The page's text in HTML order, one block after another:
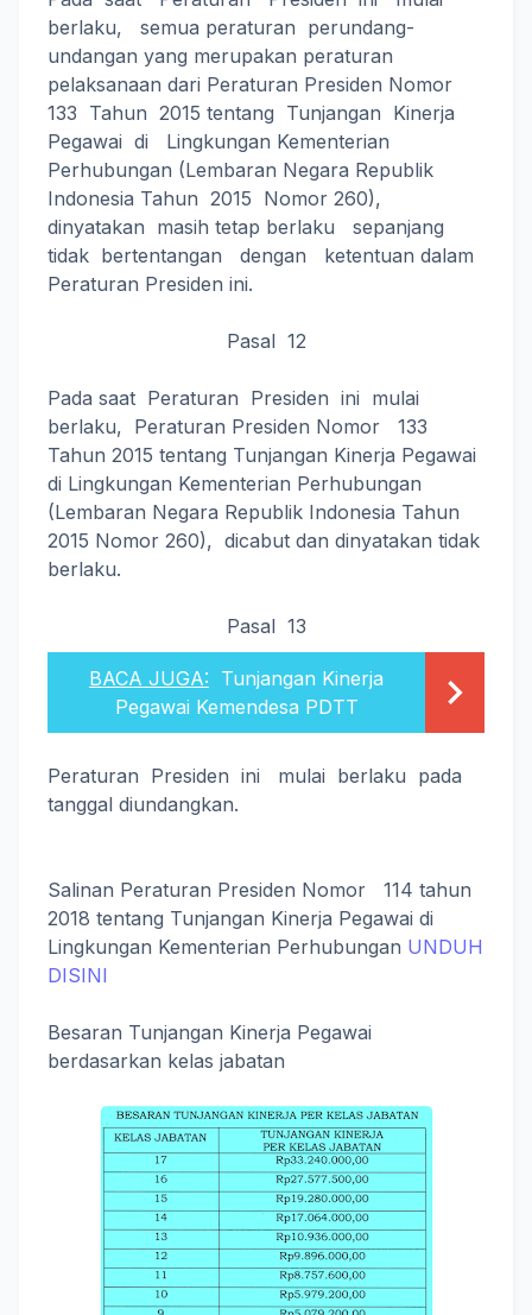
berlaku, semua peraturan perundang-
undangan yang merupakan peraturan
pelaksanaan dari Peraturan Presiden Nomor
133 Tahun 2015 tentang Tunjangan Kinerja
Pegawai di Lingkungan Kementerian
Perhubungan (Lembaran Negara Republik
Indonesia Tahun 2015 Nomor 260),
dinyatakan masih tetap berlaku sepanjang
tidak bertentangan dengan ketentuan dalam
Peraturan Presiden ini.
Pasal 12
Pada saat Peraturan Presiden ini mulai
berlaku, Peraturan Presiden Nomor 133
Tahun 2015 tentang Tunjangan Kinerja Pegawai
di Lingkungan Kementerian Perhubungan
(Lembaran Negara Republik Indonesia Tahun
2015 Nomor 260), dicabut dan dinyatakan tidak
berlaku.
Pasal 13
BACA JUGA: Tunjangan Kinerja
Pegawai Kemendesa PDTT
Peraturan Presiden ini mulai berlaku pada
tanggal diundangkan.
Salinan Peraturan Presiden Nomor 114 tahun
2018 tentang Tunjangan Kinerja Pegawai di
Lingkungan Kementerian Perhubungan UNDUH
DISINI
Besaran Tunjangan Kinerja Pegawai
berdasarkan kelas jabatan